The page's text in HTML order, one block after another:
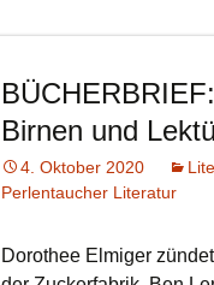
Birnen und
4. Oktober 2020
Perlentaucher Literatur
Dorothee Elmiger